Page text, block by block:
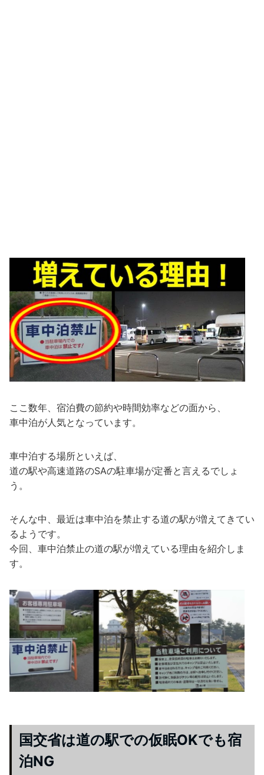
ここ数年、宿泊費の節約や時間効率などの面から、
車中泊が人気となっています。
車中泊する場所といえば、
道の駅や高速道路のSAの駐車場が定番と言えるでしょ
う。
そんな中、最近は車中泊を禁止する道の駅が増えてきてい
るようです。
今回、車中泊禁止の道の駅が増えている理由を紹介しま
す。
国交省は道の駅での仮眠OKでも宿
泊NG